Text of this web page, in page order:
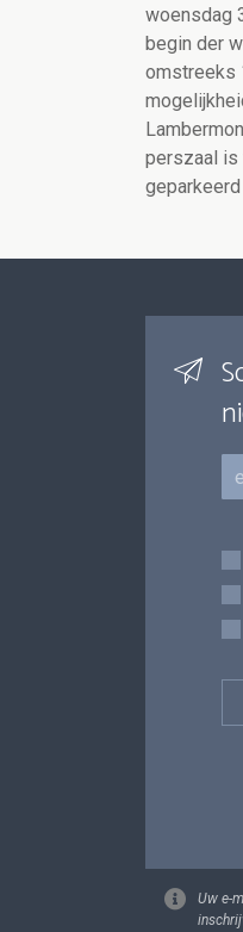
woensdag
begin der
omstreeks
perszaal is
Uw e-